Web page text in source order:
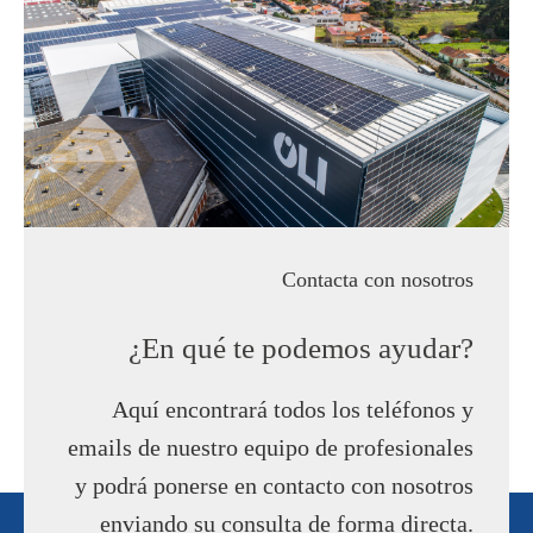
Contacta con nosotros
¿En qué te podemos ayudar?
Aquí encontrará todos los teléfonos y
emails de nuestro equipo de profesionales
y podrá ponerse en contacto con nosotros
enviando su consulta de forma directa.